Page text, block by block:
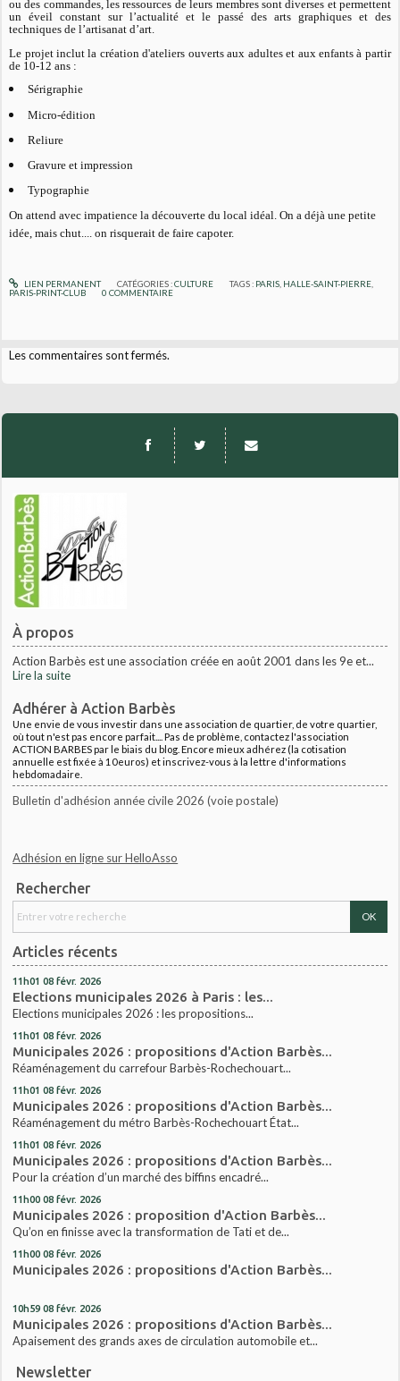
À propos
Action Barbès est une association créée en août 2001 dans les 9e et...
Lire la suite
Adhérer à Action Barbès
Une envie de vous investir dans une association de quartier, de votre quartier,
où tout n'est pas encore parfait.... Pas de problème, contactez l'association
ACTION BARBES par le biais du blog. Encore mieux adhérez (la cotisation
annuelle est fixée à 10euros) et inscrivez-vous à la lettre d'informations
hebdomadaire.
Bulletin d'adhésion année civile 2026 (voie postale)
Adhésion en ligne sur HelloAsso
Rechercher
Articles récents
11h01 08 févr. 2026
Elections municipales 2026 à Paris : les...
Elections municipales 2026 : les propositions...
11h01 08 févr. 2026
Municipales 2026 : propositions d'Action Barbès...
Réaménagement du carrefour Barbès-Rochechouart...
11h01 08 févr. 2026
Municipales 2026 : propositions d'Action Barbès...
Réaménagement du métro Barbès-Rochechouart État...
11h01 08 févr. 2026
Municipales 2026 : propositions d'Action Barbès...
Pour la création d’un marché des biffins encadré...
11h00 08 févr. 2026
Municipales 2026 : proposition d'Action Barbès...
Qu’on en finisse avec la transformation de Tati et de...
11h00 08 févr. 2026
Municipales 2026 : propositions d'Action Barbès...
10h59 08 févr. 2026
Municipales 2026 : propositions d'Action Barbès...
Apaisement des grands axes de circulation automobile et...
Newsletter
ou des commandes, les ressources de leurs membres sont diverses et permettent
un éveil constant sur l’actualité et le passé des arts graphiques et des
techniques de l’artisanat d’art.
Le projet inclut la création d'ateliers ouverts aux adultes et aux enfants à partir
de 10-12 ans :
Sérigraphie
Micro-édition
Reliure
Gravure et impression
Typographie
On attend avec impatience la découverte du local idéal. On a déjà une petite
idée, mais chut.... on risquerait de faire capoter.
LIEN PERMANENT CATÉGORIES :CULTURE TAGS : PARIS HALLE-SAINT-PIERRE
PARIS-PRINT-CLUB
0 COMMENTAIRE
Les commentaires sont fermés.